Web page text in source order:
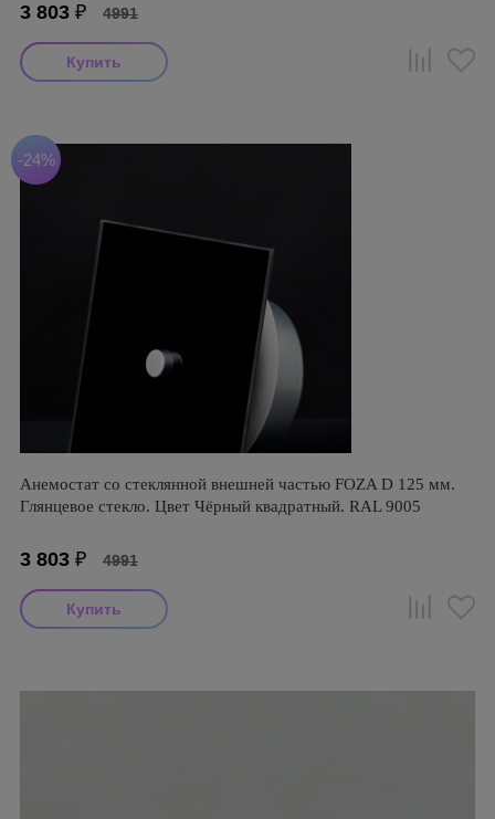
3 803 ₽ 4991
-24%
Анемостат со стеклянной внешней частью FOZA D 125 мм.
Глянцевое стекло. Цвет Чёрный квадратный. RAL 9005
3 803 ₽ 4991